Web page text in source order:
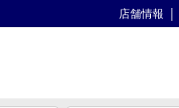
店舗情報